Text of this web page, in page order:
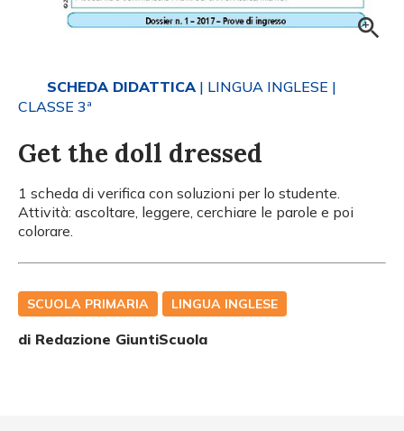
SCHEDA DIDATTICA | LINGUA INGLESE |
CLASSE 3ª
Get the doll dressed
1 scheda di verifica con soluzioni per lo studente.
Attività: ascoltare, leggere, cerchiare le parole e poi
colorare.
SCUOLA PRIMARIA LINGUA INGLESE
di Redazione GiuntiScuola